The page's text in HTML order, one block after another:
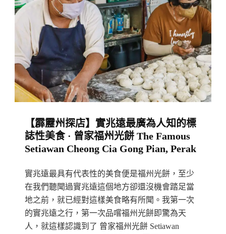
國
爆
紅
甜
點
店
在
保
混
得
如
何：
趙
記
甜
【霹靂州探店】實兆遠最廣為人知的標
誌性美食 · 曾家福州光餅 The Famous
Setiawan Cheong Cia Gong Pian, Perak
實兆遠最具有代表性的美食便是福州光餅，至少
在我們聽聞過實兆遠這個地方卻還沒機會踏足當
地之前，就已經對這樣美食略有所聞。我第一次
的實兆遠之行，第一次品嚐福州光餅即驚為天
人，就這樣認識到了 曾家福州光餅 Setiawan